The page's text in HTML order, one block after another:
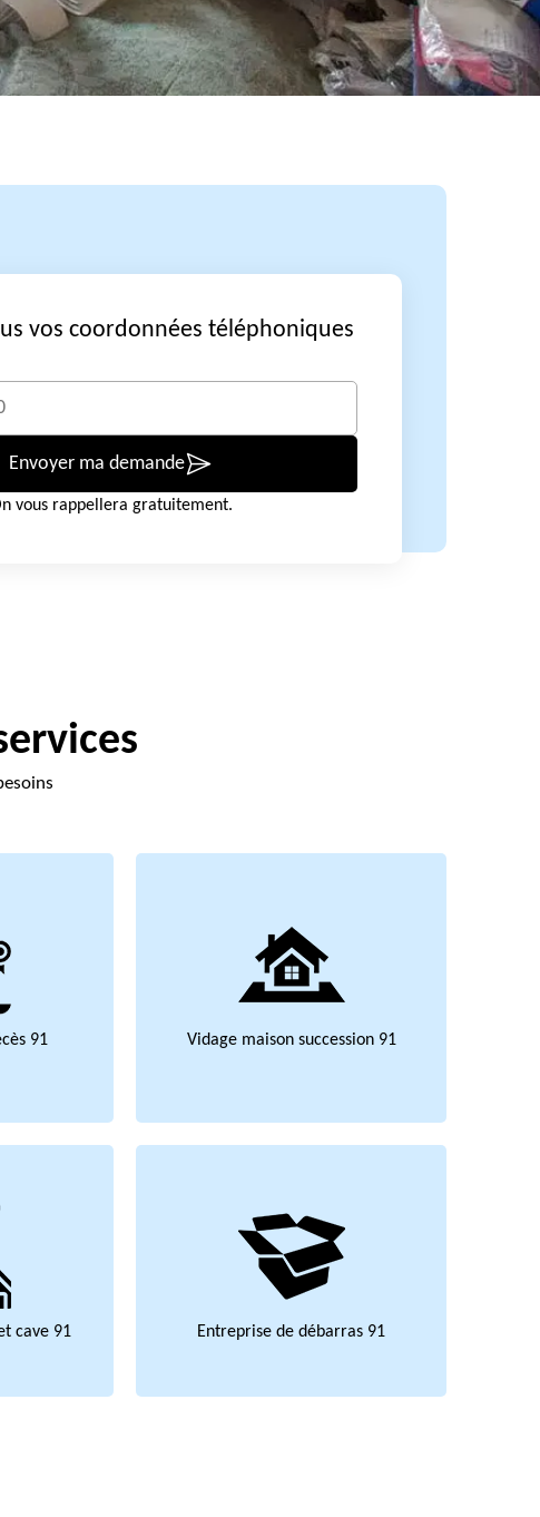
vos coordonnées téléphoniques
Envoyer ma demande
vous rappellera gratuitement.
91 Vidage maison succession 91
cave 91 Entreprise de débarras 91